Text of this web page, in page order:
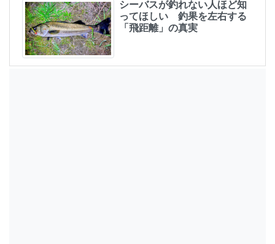
シーバスが釣れない人ほど知
ってほしい 釣果を左右する
「飛距離」の真実